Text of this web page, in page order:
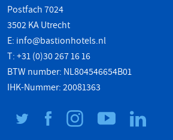
Postfach 7024
3502 KA Utrecht
E: info@bastionhotels.nl
T: +31 (0)30 267 16 16
BTW number: NL804546654B01
IHK-Nummer: 20081363